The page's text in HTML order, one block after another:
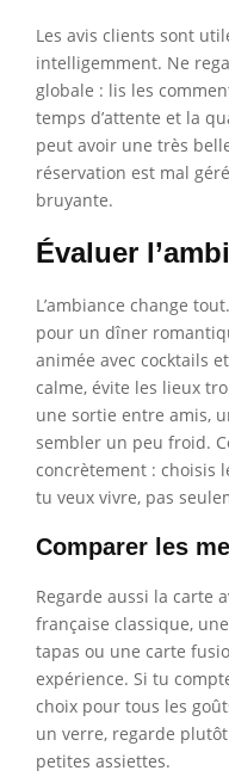
Les avis clients sont
intelligemment. Ne
globale : lis les
temps d’attente et la
peut avoir une très
réservation est mal
bruyante.
Évaluer
L’ambiance change
pour un dîner
animée avec cocktails
calme, évite les lieux
une sortie entre amis,
sembler un peu froid.
concrètement : choisis
tu veux vivre, pas
Comparer les
Regarde aussi la carte
française classique,
tapas ou une carte
expérience. Si tu
choix pour tous les
un verre, regarde
petites assiettes.